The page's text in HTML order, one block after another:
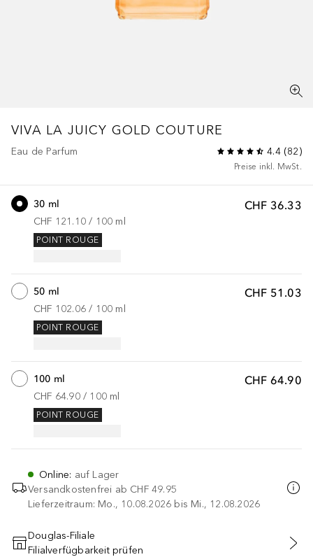
VIVA LA JUICY GOLD COUTURE
Eau de Parfum 4.4(82)
Preise inkl. MwSt.
CHF 36.33
30 ml
CHF 121.10 / 100 ml
POINT ROUGE
CHF 51.03
50 ml
CHF 102.06 / 100 ml
POINT ROUGE
CHF 64.90
100 ml
CHF 64.90 / 100 ml
POINT ROUGE
Online: auf Lager
Versandkostenfrei ab CHF 49.95
Lieferzeitraum: Mo., 10.08.2026 bis Mi., 12.08.2026
IN DEN WARENKORB
Douglas-Filiale
Filialverfügbarkeit prüfen